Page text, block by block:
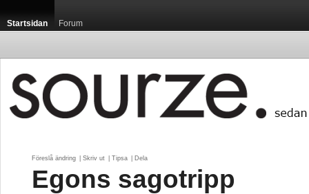
Startsidan Forum
Föreslå ändring Skriv ut Tipsa Dela
Egons sagotripp